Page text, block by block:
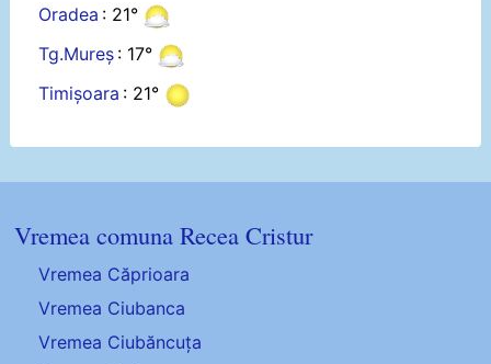
Oradea : 21°
Tg.Mureș : 17°
Timișoara : 21°
Vremea comuna Recea Cristur
Vremea Căprioara
Vremea Ciubanca
Vremea Ciubăncuța